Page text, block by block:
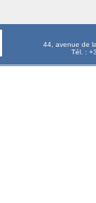
44, avenue de
Tél. :